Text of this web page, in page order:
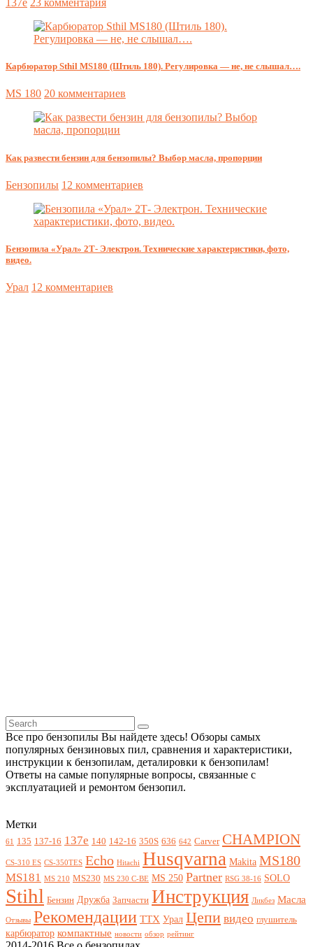
137e 23 комментария
Карбюратор Sthil MS180 (Штиль 180). Регулировка — не, не слышал….
MS 180 20 комментариев
Как развести бензин для бензопилы? Выбор масла, пропорции
Бензопилы 12 комментариев
Бензопила «Урал» 2Т- Электрон. Технические характеристики, фото,
видео.
Урал 12 комментариев
Все про бензопилы Вы найдете здесь! Обзоры самых
популярных бензиновых пил, сравнения и характеристики,
инструкции к бензопилам, деталировки к бензопилам!
Ответы на самые популярные вопросы, связанные с
эксплуатацией и ремонтом бензопил.
Метки
61 135 137-16 137e 140 142-16 350S 636 642 Carver CHAMPION
CS-310 ES CS-350TES Echo Hitachi Husqvarna Makita MS180
MS181 MS 210 MS230 MS 230 C-BE MS 250 Partner RSG 38-16 SOLO
Stihl Бензин Дружба Запчасти Инструкция Ликбез Масла
Отзывы Рекомендации ТТХ Урал Цепи видео глушитель
карбюратор компактные новости обзор рейтинг